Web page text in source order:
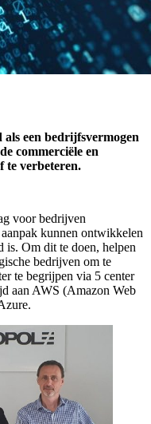
als een bedrijfsvermogen
commerciële en
te verbeteren.
voor bedrijven
kunnen ontwikkelen
is. Om dit te doen, helpen
bedrijven om te
te begrijpen via 5 center
aan AWS (Amazon Web